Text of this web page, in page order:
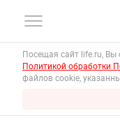
Посещая сайт life.ru, Вы
Политикой обработки
файлов cookie,